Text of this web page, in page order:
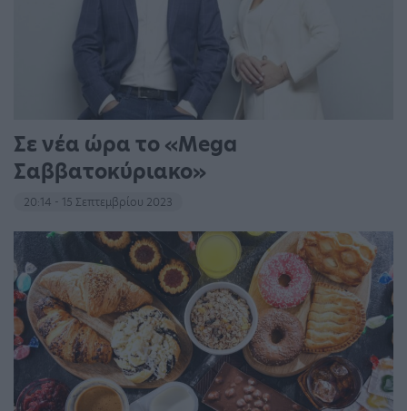
Σε νέα ώρα το «Mega
Σαββατοκύριακο»
20:14 - 15 Σεπτεμβρίου 2023